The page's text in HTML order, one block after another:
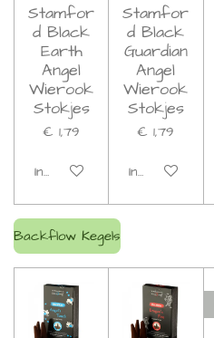
Stamfor
d Black
Earth
Angel
Wierook
Stokjes
€ 1,79
In winkelwagen
Stamfor
d Black
Guardian
Angel
Wierook
Stokjes
€ 1,79
In winkelwagen
Backflow Kegels